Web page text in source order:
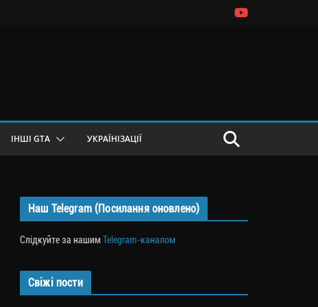
ІНШІ GTA УКРАЇНІЗАЦІЇ
Наш Telegram (Посилання оновлено)
Слідкуйте за нашимTelegram-каналом
Свіжі пости